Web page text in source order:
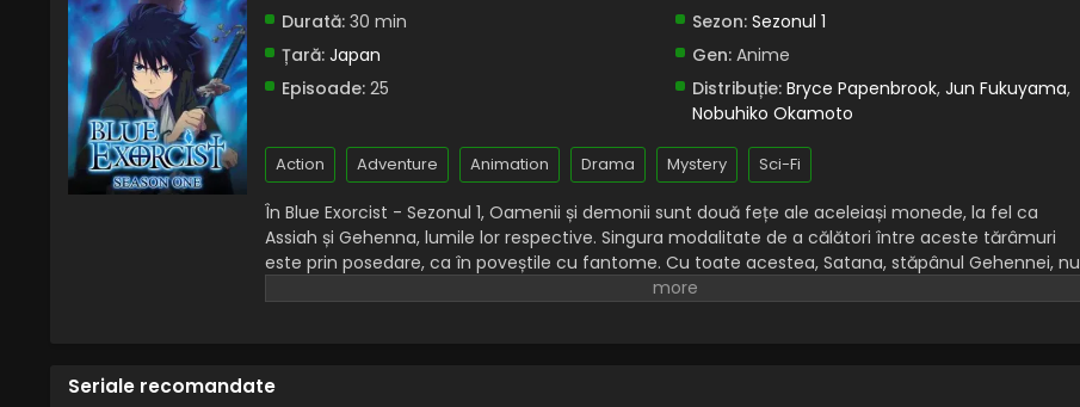
Durată: 30 min Sezon: Sezonul 1
Țară: Japan Gen:Anime
Episoade: 25 Distribuție: Bryce Papenbrook, Jun Fukuyama,
Nobuhiko Okamoto
Action Adventure Animation Drama Mystery Sci-Fi
În Blue Exorcist - Sezonul 1, Oamenii și demonii sunt două fețe ale aceleiași monede, la fel ca
Assiah și Gehenna, lumile lor respective. Singura modalitate de a călători între aceste tărâmuri
este prin posedare, ca în poveștile cu fantome. Cu toate acestea, Satana, stăpânul Gehennei, nu
găsește un gazdă potrivită pe care să o posede și, prin urmare, rămâne închis în lumea sa. Într-o
Seriale recomandate